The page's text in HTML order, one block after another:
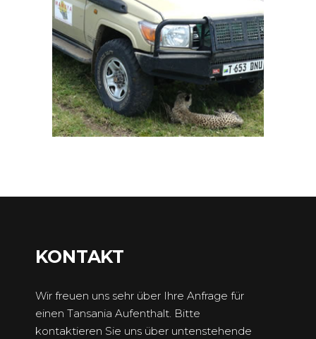
KONTAKT
Wir freuen uns sehr über Ihre Anfrage für
einen Tansania Aufenthalt. Bitte
kontaktieren Sie uns über untenstehende